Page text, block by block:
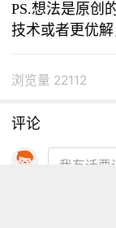
PS.想法是原创
技术或者更优解
浏览量 22112
评论